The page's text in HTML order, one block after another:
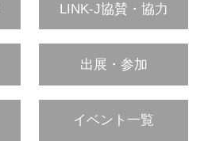
LINK-J協賛・協力
出展・参加
イベント一覧